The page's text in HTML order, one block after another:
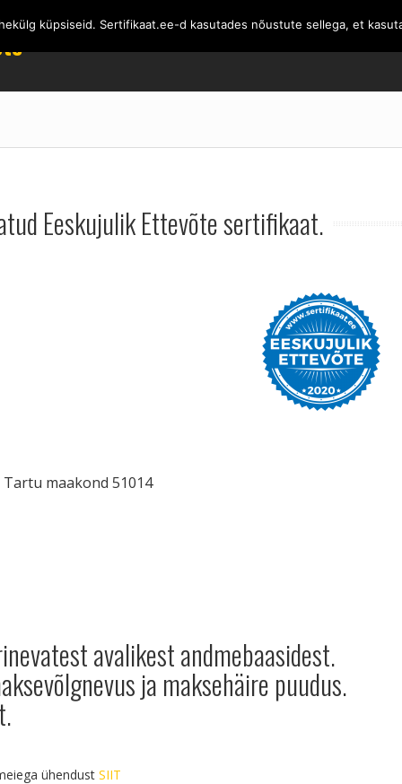
MEIST
Eeskujulik Ettevõte sertifikaat.
maakond 51014
avalikest andmebaasidest.
ja maksehäire puudus.
ühendust SIIT
küpsiseid. Sertifikaat.ee-d kasutades nõustute sellega, et